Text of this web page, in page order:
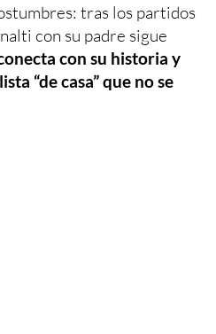
tras los partidos
con su padre sigue
con su historia y
“de casa” que no se